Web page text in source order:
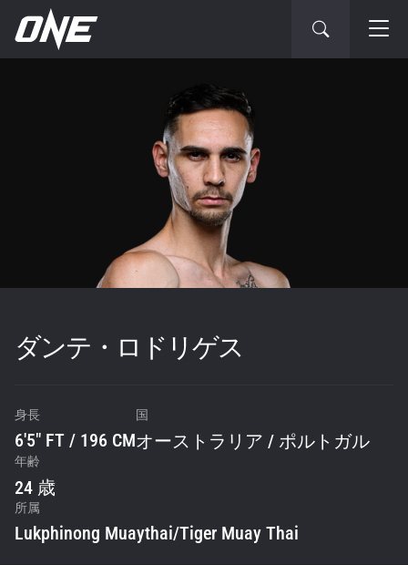
ダンテ・ロドリゲス
身長
6'5" FT / 196 CM
国
オーストラリア / ポルトガル
年齢
24 歳
所属
Lukphinong Muaythai/Tiger Muay Thai